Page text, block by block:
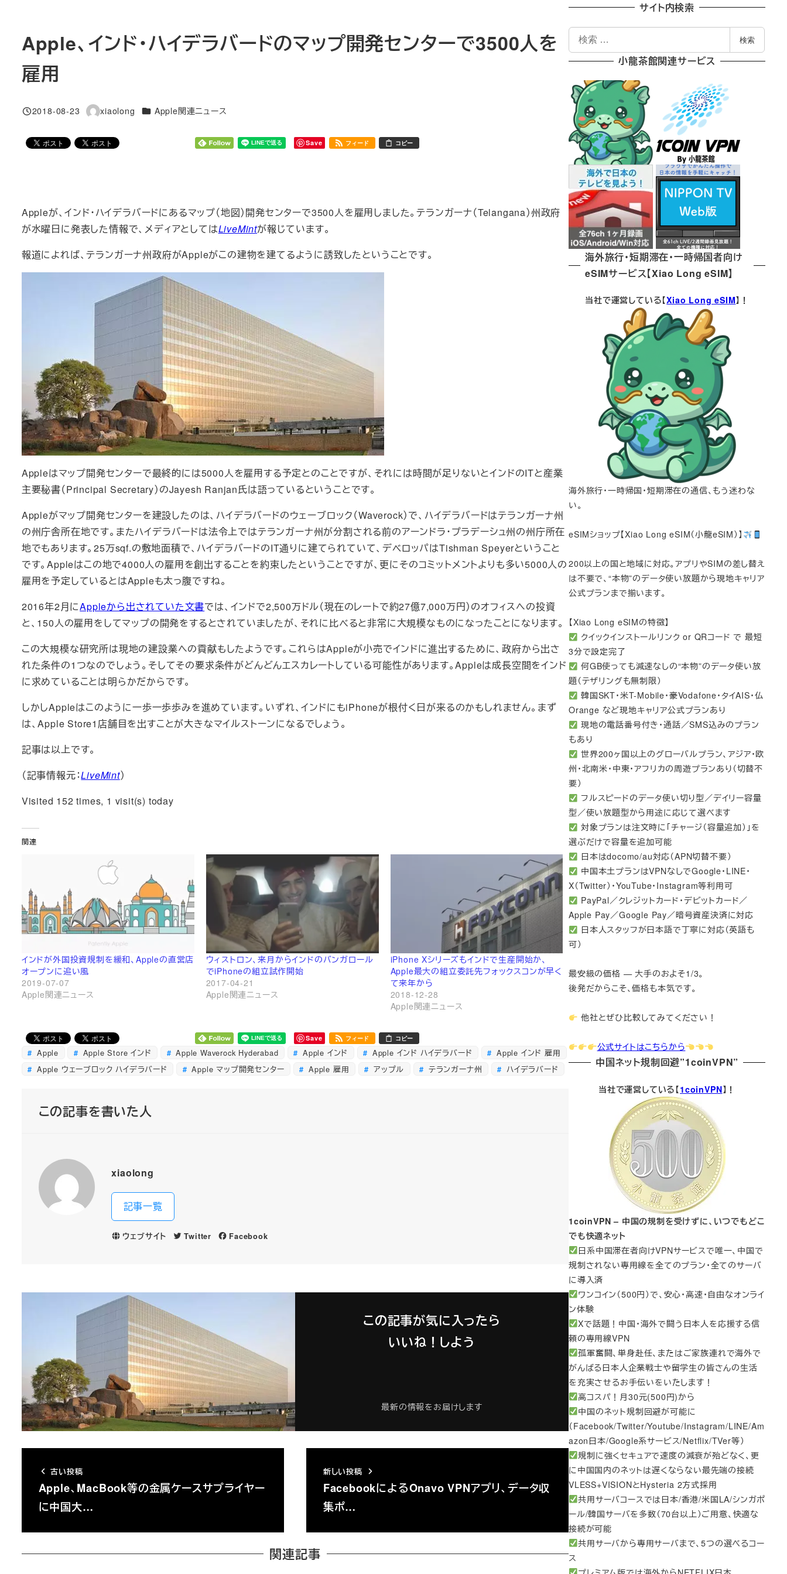
Apple、インド・ハイデラバードのマップ開発センターで3500人を
雇用
投稿日
2018-08-23
著
xiaolong カテゴリー
Apple関連ニュース
Save フィード コピー
Appleが、インド・ハイデラバードにあるマップ（地図）開発センターで3500人を雇用しました。テランガーナ（Telangana）州政府
が水曜日に発表した情報で、メディアとしてはLiveMintが報じています。
報道によれば、テランガーナ州政府がAppleがこの建物を建てるように誘致したということです。
Appleはマップ開発センターで最終的には5000人を雇用する予定とのことですが、それには時間が足りないとインドのITと産業
主要秘書（Principal Secretary）のJayesh Ranjan氏は語っているということです。
Appleがマップ開発センターを建設したのは、ハイデラバードのウェーブロック（Waverock）で、ハイデラバードはテランガーナ州
の州庁舎所在地です。またハイデラバードは法令上ではテランガーナ州が分割される前のアーンドラ・プラデーシュ州の州庁所在
地でもあります。25万sqf.の敷地面積で、ハイデラバードのIT通りに建てられていて、デベロッパはTishman Speyerということ
です。Appleはこの地で4000人の雇用を創出することを約束したということですが、更にそのコミットメントよりも多い5000人の
雇用を予定しているとはAppleも太っ腹ですね。
2016年2月にAppleから出されていた文書では、インドで2,500万ドル（現在のレートで約27億7,000万円）のオフィスへの投資
と、150人の雇用をしてマップの開発をするとされていましたが、それに比べると非常に大規模なものになったことになります。
この大規模な研究所は現地の建設業への貢献もしたようです。これらはAppleが小売でインドに進出するために、政府から出さ
れた条件の1つなのでしょう。そしてその要求条件がどんどんエスカレートしている可能性があります。Appleは成長空間をインド
に求めていることは明らかだからです。
しかしAppleはこのように一歩一歩歩みを進めています。いずれ、インドにもiPhoneが根付く日が来るのかもしれません。まず
は、Apple Store1店舗目を出すことが大きなマイルストーンになるでしょう。
記事は以上です。
（記事情報元：LiveMint）
Visited 152 times, 1 visit(s) today
関連
インドが外国投資規制を緩和、Appleの直営店
オープンに追い風
2019-07-07
Apple関連ニュース
ウィストロン、来月からインドのバンガロール
でiPhoneの組立試作開始
2017-04-21
Apple関連ニュース
iPhone Xシリーズもインドで生産開始か、
Apple最大の組立委託先フォックスコンが早く
て来年から
2018-12-28
Apple関連ニュース
Save フィード コピー
Apple Apple Store インド Apple Waverock Hyderabad Apple インド Apple インド ハイデラバード
Apple インド 雇用
Apple ウェーブロック ハイデラバード
Apple マップ開発センター Apple 雇用 アップル テランガーナ州 ハイデラバード
この記事を書いた人
xiaolong
記事一覧
ウェブサイト Twitter Facebook
この記事が気に入ったら
いいね！しよう
最新の情報をお届けします
古い投稿
Apple、MacBook等の金属ケースサプライヤー
に中国大…
新しい投稿
FacebookによるOnavo VPNアプリ、データ収
集ポ…
関連記事
サイト内検索
索
検索
小龍茶館関連サービス
海外旅行・短期滞在・一時帰国者向け
eSIMサービス【Xiao Long eSIM】
当社で運営している【Xiao Long eSIM】！
海外旅行・一時帰国・短期滞在の通信、もう迷わな
い。
eSIMショップ【Xiao Long eSIM（小龍eSIM）】
200以上の国と地域に対応。アプリやSIMの差し替え
は不要で、“本物”のデータ使い放題から現地キャリア
公式プランまで揃います。
【Xiao Long eSIMの特徴】
クイックインストールリンク or QRコード で 最短
3分で設定完了
何GB使っても減速なしの“本物”のデータ使い放
題（テザリングも無制限）
韓国SKT・米T-Mobile・豪Vodafone・タイAIS・仏
Orange など現地キャリア公式プランあり
現地の電話番号付き・通話／SMS込みのプラン
もあり
世界200ヶ国以上のグローバルプラン、アジア・欧
州・北南米・中東・アフリカの周遊プランあり（切替不
要）
フルスピードのデータ使い切り型／デイリー容量
型／使い放題型から用途に応じて選べます
対象プランは注文時に「チャージ（容量追加）」を
選ぶだけで容量を追加可能
日本はdocomo/au対応（APN切替不要）
中国本土プランはVPNなしでGoogle・LINE・
X（Twitter）・YouTube・Instagram等利用可
PayPal／クレジットカード・デビットカード／
Apple Pay／Google Pay／暗号資産決済に対応
日本人スタッフが日本語で丁寧に対応（英語も
可）
最安級の価格 — 大手のおよそ1/3。
後発だからこそ、価格も本気です。
他社とぜひ比較してみてください！
公式サイトはこちらから
中国ネット規制回避”1coinVPN”
当社で運営している【1coinVPN】！
1coinVPN – 中国の規制を受けずに、いつでもどこ
でも快適ネット
日系中国滞在者向けVPNサービスで唯一、中国で
規制されない専用線を全てのプラン・全てのサーバ
に導入済
ワンコイン（500円）で、安心・高速・自由なオンライ
ン体験
Xで話題！中国・海外で闘う日本人を応援する信
頼の専用線VPN
孤軍奮闘、単身赴任、またはご家族連れで海外で
がんばる日本人企業戦士や留学生の皆さんの生活
を充実させるお手伝いをいたします！
高コスパ！月30元(500円)から
中国のネット規制回避が可能に
（Facebook/Twitter/Youtube/Instagram/LINE/Am
azon日本/Google系サービス/Netflix/TVer等）
規制に強くセキュアで速度の減衰が殆どなく、更
に中国国内のネットは遅くならない最先端の接続
VLESS+VISIONとHysteria 2方式採用
共用サーバコースでは日本/香港/米国LA/シンガポ
ール/韓国サーバを多数（70台以上）ご用意、快適な
接続が可能
共用サーバから専用サーバまで、5つの選べるコー
ス